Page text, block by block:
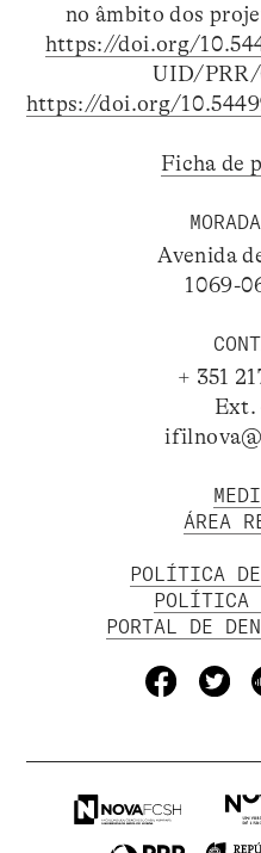
no âmbito dos
https://doi.org/
UID/
https://doi.org/
Ficha de
Avenida
1069-
+ 351
Ext.
ÁREA
POLÍTICA
POLÍTICA
PORTAL DE